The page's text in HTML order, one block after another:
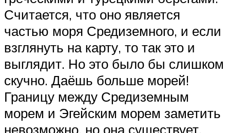
Считается, что оно является
частью моря Средиземного, и если
взглянуть на карту, то так это и
выглядит. Но это было бы слишком
скучно. Даёшь больше морей!
Границу между Средиземным
морем и Эгейским морем заметить
невозможно, но она существует.